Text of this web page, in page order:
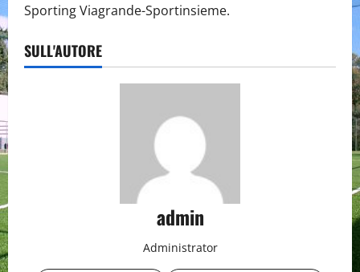
Sporting Viagrande-Sportinsieme.
SULL'AUTORE
admin
Administrator